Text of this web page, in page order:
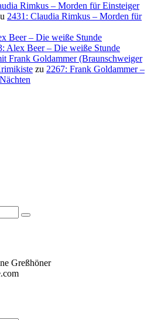
Rimkus – Morden für Einsteiger
2431: Claudia Rimkus – Morden für
Beer – Die weiße Stunde
Alex Beer – Die weiße Stunde
Frank Goldammer (Braunschweiger
zu 2267: Frank Goldammer –
Suchen
Greßhöner